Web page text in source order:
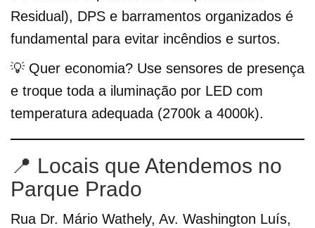
Residual), DPS e barramentos organizados é
fundamental para evitar incêndios e surtos.
💡 Quer economia? Use sensores de presença
e troque toda a iluminação por LED com
temperatura adequada (2700k a 4000k).
📍 Locais que Atendemos no
Parque Prado
Rua Dr. Mário Wathely, Av. Washington Luís,